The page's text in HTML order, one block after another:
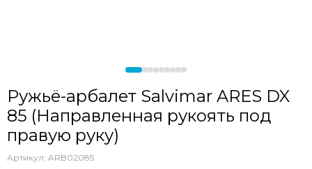
Ружьё-арбалет Salvimar ARES DX
85 (Направленная рукоять под
правую руку)
Артикул: ARB02085